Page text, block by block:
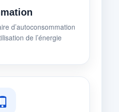
d’autoconsommation
de l’énergie